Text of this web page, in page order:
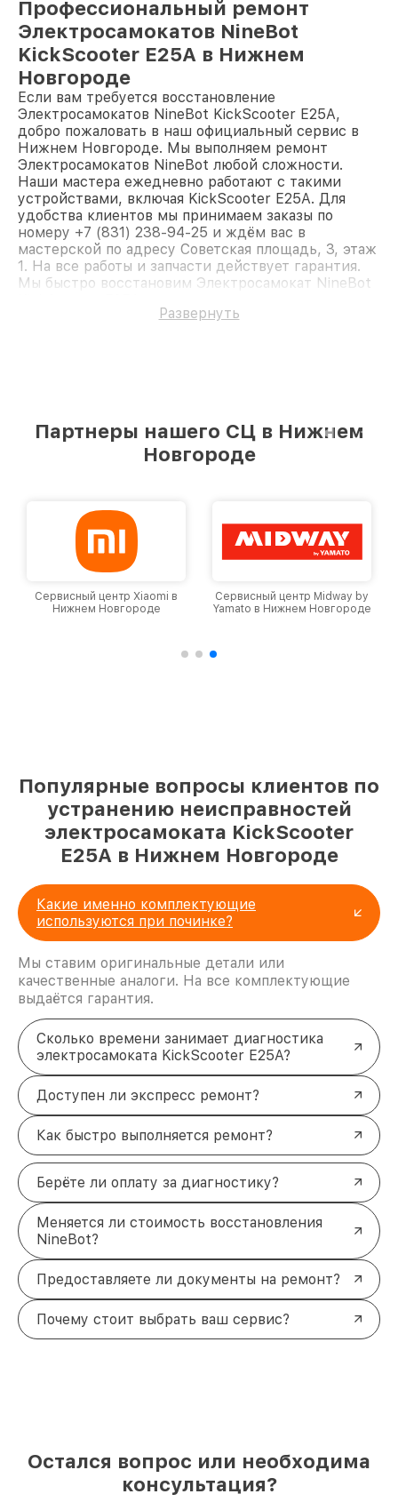
Профессиональный ремонт
Электросамокатов NineBot
KickScooter E25A в Нижнем
Новгороде
Если вам требуется восстановление
Электросамокатов NineBot KickScooter E25A,
добро пожаловать в наш официальный сервис в
Нижнем Новгороде. Мы выполняем ремонт
Электросамокатов NineBot любой сложности.
Наши мастера ежедневно работают с такими
устройствами, включая KickScooter E25A. Для
удобства клиентов мы принимаем заказы по
номеру +7 (831) 238-94-25 и ждём вас в
мастерской по адресу Советская площадь, 3, этаж
1. На все работы и запчасти действует гарантия.
Мы быстро восстановим Электросамокат NineBot
Развернуть
Партнеры нашего СЦ в Нижнем
Новгороде
Сервисный центр Xiaomi в
Нижнем Новгороде
Сервисный центр Midway by
Yamato в Нижнем Новгороде
Популярные вопросы клиентов по
устранению неисправностей
электросамоката KickScooter
E25A в Нижнем Новгороде
Какие именно комплектующие
используются при починке?
Мы ставим оригинальные детали или
качественные аналоги. На все комплектующие
выдаётся гарантия.
Сколько времени занимает диагностика
электросамоката KickScooter E25A?
Доступен ли экспресс ремонт?
Как быстро выполняется ремонт?
Берёте ли оплату за диагностику?
Меняется ли стоимость восстановления
NineBot?
Предоставляете ли документы на ремонт?
Почему стоит выбрать ваш сервис?
Остался вопрос или необходима
консультация?